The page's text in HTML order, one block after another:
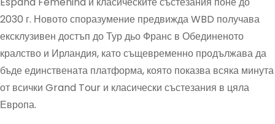
2030 г. Новото споразумение предвижда WBD получава
ексклузивен достъп до Тур дьо Франс в Обединеното
кралство и Ирландия, като същевременно продължава да
бъде единствената платформа, която показва всяка минута
от всички Grand Tour и класически състезания в цяла
Европа.